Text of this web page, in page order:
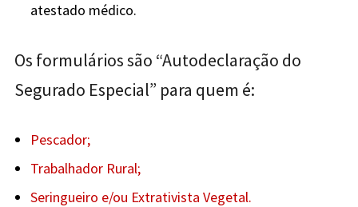
atestado médico.
Os formulários são “Autodeclaração do
Segurado Especial” para quem é:
Pescador;
Trabalhador Rural;
Seringueiro e/ou Extrativista Vegetal.